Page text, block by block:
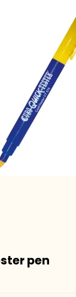
pen